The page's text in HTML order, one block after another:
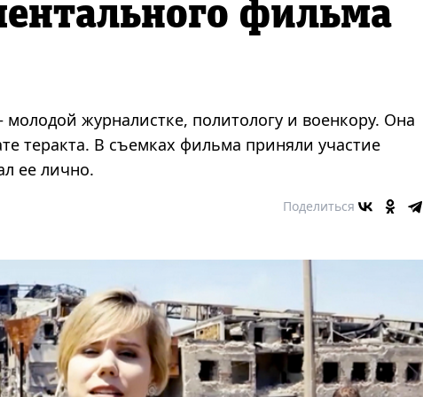
фильма
журналистке, политологу и военкору. Она
теракта. В съемках фильма приняли участие
ее лично.
Поделиться